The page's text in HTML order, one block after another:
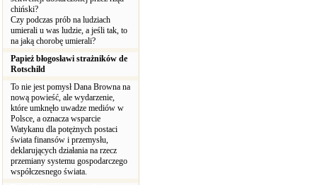
chiński?
Czy podczas prób na ludziach
umierali u was ludzie, a jeśli tak, to
na jaką chorobę umierali?
Papież błogosławi strażników de
Rotschild
To nie jest pomysł Dana Browna na
nową powieść, ale wydarzenie,
które umknęło uwadze mediów w
Polsce, a oznacza wsparcie
Watykanu dla potężnych postaci
świata finansów i przemysłu,
deklarujących działania na rzecz
przemiany systemu gospodarczego
współczesnego świata.